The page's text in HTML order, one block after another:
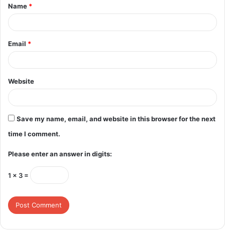
*
Name *
Email *
Website
Save my name, email, and website in this browser for the next
time I comment.
Please enter an answer in digits:
1 × 3 =